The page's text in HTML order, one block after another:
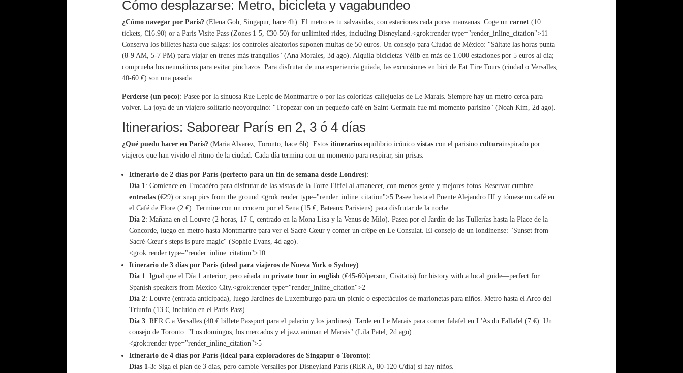
Cómo desplazarse: Metro, bicicleta y vagabundeo
¿Cómo navegar por París? (Elena Goh, Singapur, hace 4h): El metro es tu salvavidas, con estaciones cada pocas manzanas. Coge un carnet (10
tickets, €16.90) or a Paris Visite Pass (Zones 1-5, €30-50) for unlimited rides, including Disneyland.<grok:render type="render_inline_citation">11
Conserva los billetes hasta que salgas: los controles aleatorios suponen multas de 50 euros. Un consejo para Ciudad de México: "Sáltate las horas punta
(8-9 AM, 5-7 PM) para viajar en trenes más tranquilos" (Ana Morales, 3d ago). Alquila bicicletas Vélib en más de 1.000 estaciones por 5 euros al día;
comprueba los neumáticos para evitar pinchazos. Para disfrutar de una experiencia guiada, las excursiones en bici de Fat Tire Tours (ciudad o Versalles,
40-60 €) son una pasada.
Perderse (un poco): Pasee por la sinuosa Rue Lepic de Montmartre o por las coloridas callejuelas de Le Marais. Siempre hay un metro cerca para
volver. La joya de un viajero solitario neoyorquino: "Tropezar con un pequeño café en Saint-Germain fue mi momento parisino" (Noah Kim, 2d ago).
Itinerarios: Saborear París en 2, 3 ó 4 días
¿Qué puedo hacer en París? (Maria Alvarez, Toronto, hace 6h): Estos itinerarios equilibrio icónico vistas con el parisino culturainspirado por
viajeros que han vivido el ritmo de la ciudad. Cada día termina con un momento para respirar, sin prisas.
Itinerario de 2 días por París (perfecto para un fin de semana desde Londres):
Día 1 : Comience en Trocadéro para disfrutar de las vistas de la Torre Eiffel al amanecer, con menos gente y mejores fotos. Reservar cumbre
entradas (€29) or snap pics from the ground.<grok:render type="render_inline_citation">5 Pasee hasta el Puente Alejandro III y tómese un café en
el Café de Flore (2 €). Termine con un crucero por el Sena (15 €, Bateaux Parisiens) para disfrutar de la noche.
Día 2: Mañana en el Louvre (2 horas, 17 €, centrado en la Mona Lisa y la Venus de Milo). Pasea por el Jardín de las Tullerías hasta la Place de la
Concorde, luego en metro hasta Montmartre para ver el Sacré-Cœur y comer un crêpe en Le Consulat. El consejo de un londinense: "Sunset from
Sacré-Cœur's steps is pure magic" (Sophie Evans, 4d ago).
<grok:render type="render_inline_citation">10
Itinerario de 3 días por París (ideal para viajeros de Nueva York o Sydney):
Día 1 : Igual que el Día 1 anterior, pero añada un private tour in english (€45-60/person, Civitatis) for history with a local guide—perfect for
Spanish speakers from Mexico City.<grok:render type="render_inline_citation">2
Día 2: Louvre (entrada anticipada), luego Jardines de Luxemburgo para un picnic o espectáculos de marionetas para niños. Metro hasta el Arco del
Triunfo (13 €, incluido en el Paris Pass).
Día 3: RER C a Versalles (40 € billete Passport para el palacio y los jardines). Tarde en Le Marais para comer falafel en L'As du Fallafel (7 €). Un
consejo de Toronto: "Los domingos, los mercados y el jazz animan el Marais" (Lila Patel, 2d ago).
<grok:render type="render_inline_citation">5
Itinerario de 4 días por París (ideal para exploradores de Singapur o Toronto):
Días 1-3: Siga el plan de 3 días, pero cambie Versalles por Disneyland París (RER A, 80-120 €/día) si hay niños.